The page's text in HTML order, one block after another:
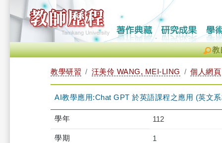
教
教學研習 汪美伶 WANG, MEI-LING 個人網頁
AI教學應用:Chat GPT 於英語課程之應用 (英文
學年 112
學期 1